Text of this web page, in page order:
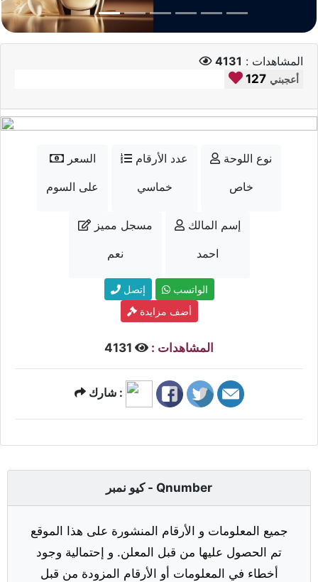
المشاهدات : 4131
127 أعجبني
السعر
على السوم
عدد الأرقام
خماسي
نوع اللوحة
خاص
مسجل مميز
نعم
إسم المالك
احمد
إتصل
الواتسب
أضف مزايدة
المشاهدات :
شارك :
كيو نمبر - Qnumber
جميع المعلومات و الأرقام المنشورة على هذا الموقع
تم الحصول عليها من قبل المعلن. و إحتمالية وجود
أخطاء في المعلومات أو الأرقام المزودة من قبل